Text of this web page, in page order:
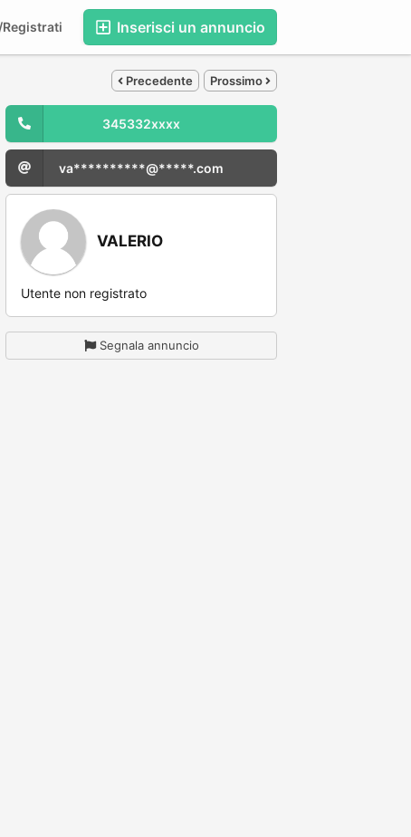
Inserisci un annuncio
Precedente Prossimo
345332xxxx
va**********@*****.com
VALERIO
Utente non registrato
Segnala annuncio